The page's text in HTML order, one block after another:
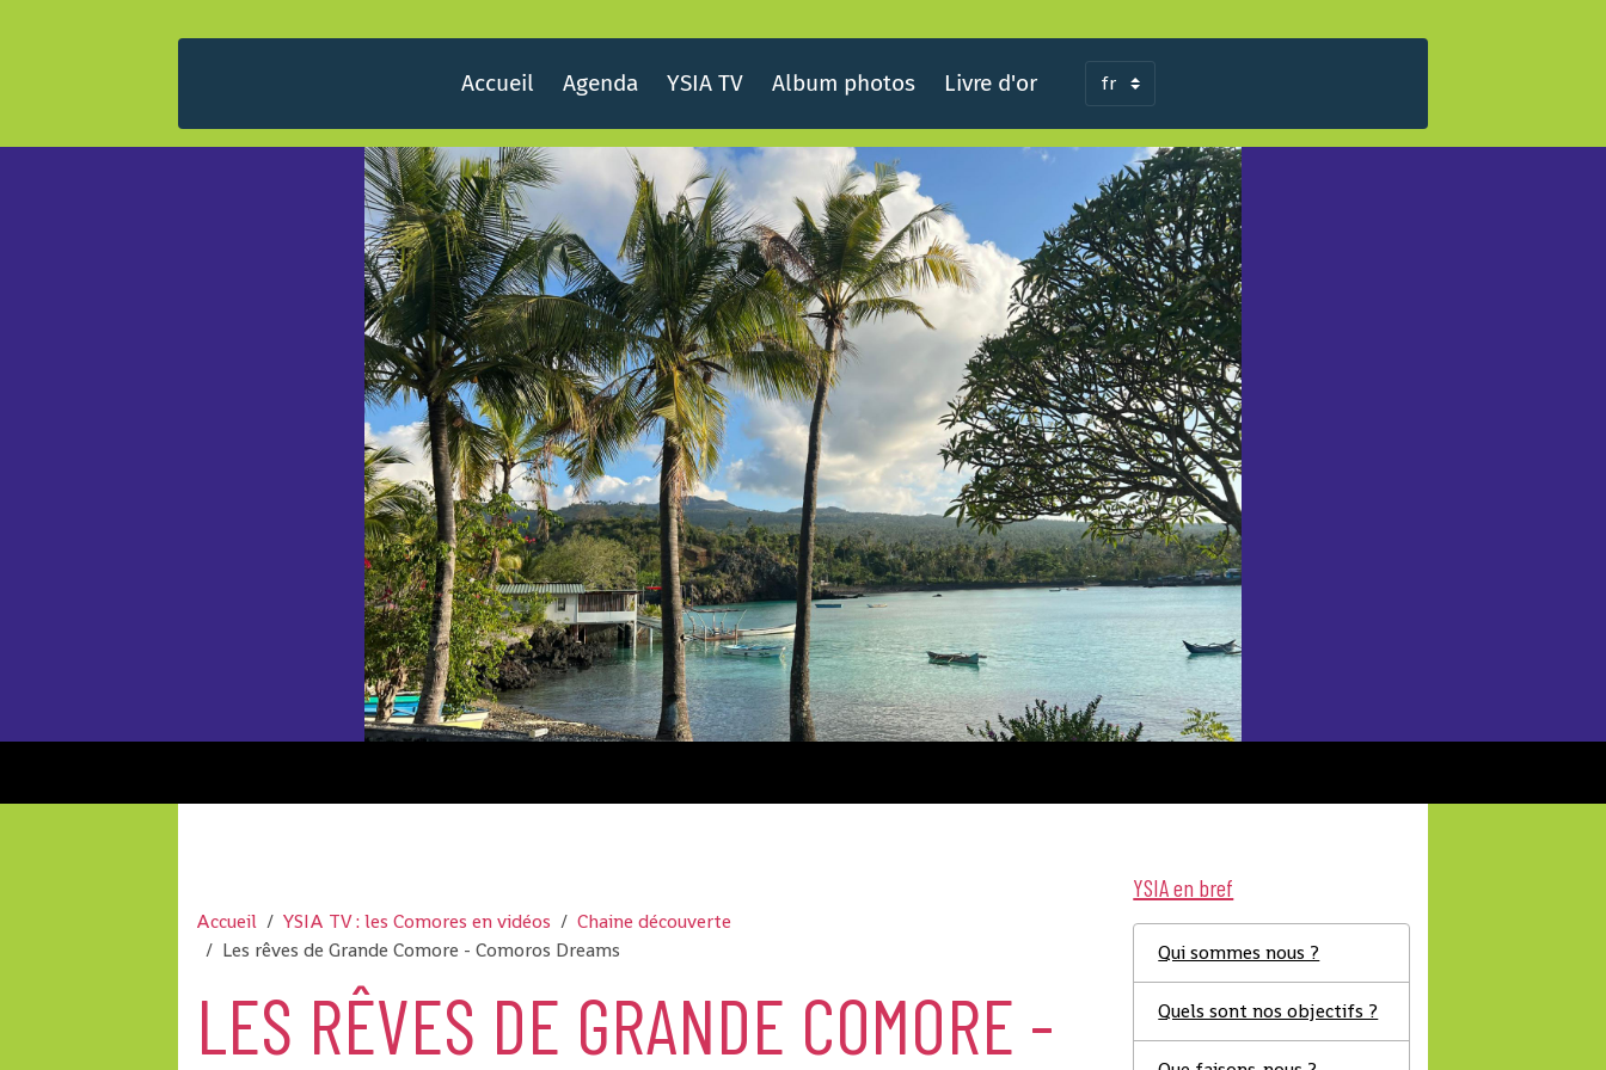
Accueil Agenda YSIA TV Album photos Livre d'or
Accueil YSIA TV : les Comores en vidéos
Chaine découverte
Les rêves de Grande Comore - Comoros Dreams
LES RÊVES DE GRANDE COMORE -
YSIA en bref
Qui sommes nous ?
Quels sont nos objectifs ?